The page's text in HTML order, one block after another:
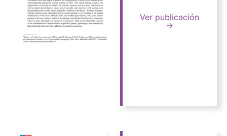
Ver publicación
→